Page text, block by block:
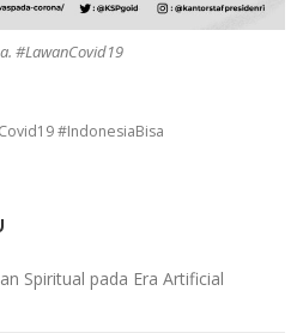
#LawanCovid19
#IndonesiaBisa
Spiritual pada Era Artificial